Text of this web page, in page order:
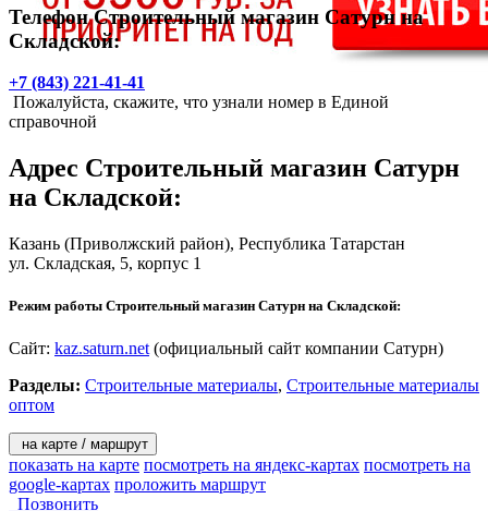
Телефон Строительный магазин Сатурн на
Складской:
+7 (843) 221-41-41
Пожалуйста, скажите, что узнали номер в Единой
справочной
Адрес Строительный магазин Сатурн
на Складской:
Казань (Приволжский район), Республика Татарстан
ул. Складская, 5, корпус 1
Режим работы Строительный магазин Сатурн на Складской:
Сайт: kaz.saturn.net(официальный сайт компании Сатурн)
Разделы: Строительные материалы, Строительные материалы
оптом
на карте / маршрут
показать на карте посмотреть на яндекс-картах посмотреть на
google-картах проложить маршрут
Позвонить